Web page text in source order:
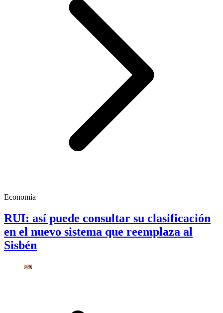
Economía
RUI: así puede consultar su clasificación
en el nuevo sistema que reemplaza al
Sisbén